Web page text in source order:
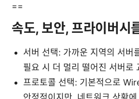
==
속도, 보안, 프라이버시
서버 선택: 가까운 지역의 서버
필요 시 더 멀리 떨어진 서버로
프로토콜 선택: 기본적으로